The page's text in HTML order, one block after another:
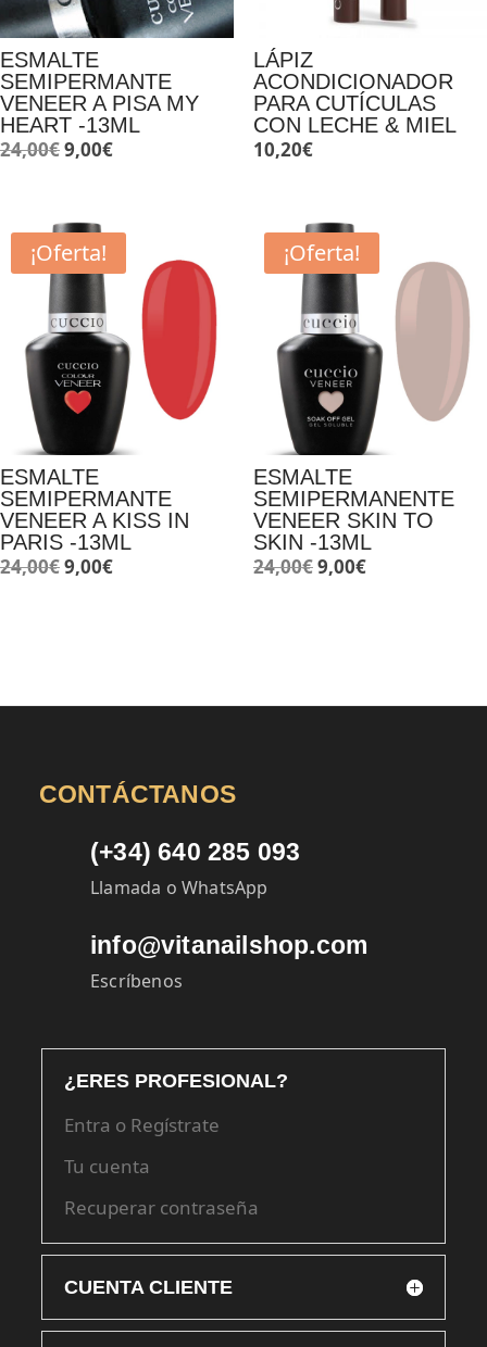
ESMALTE
SEMIPERMANTE
VENEER A PISA MY
HEART -13ML
24,00€El
era:
24,00€.
9,00€El
es:
9,00€.
LÁPIZ
ACONDICIONADOR
PARA CUTÍCULAS
CON LECHE & MIEL
10,20€
¡Oferta!
ESMALTE
SEMIPERMANTE
VENEER A KISS IN
PARIS -13ML
24,00€El
9,00€El
¡Oferta!
ESMALTE
SEMIPERMANENTE
VENEER SKIN TO
SKIN -13ML
24,00€El
9,00€El
CONTÁCTANOS
(+34) 640 285 093
Llamada o WhatsApp
info@vitanailshop.com
Escríbenos
¿ERES PROFESIONAL?
Entra o Regístrate
Tu cuenta
Recuperar contraseña
CUENTA CLIENTE